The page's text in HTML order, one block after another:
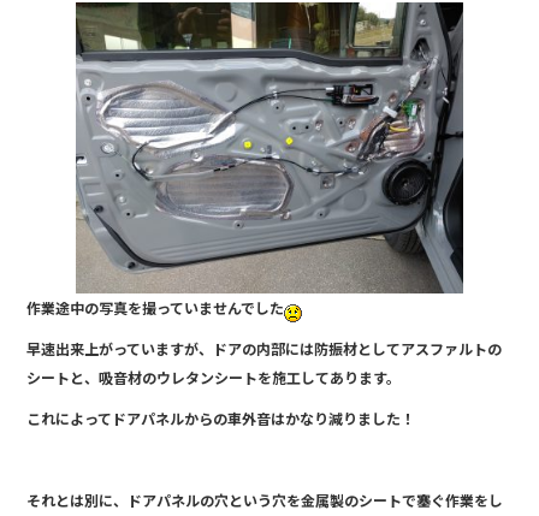
作業途中の写真を撮っていませんでした
早速出来上がっていますが、ドアの内部には防振材としてアスファルトの
シートと、吸音材のウレタンシートを施工してあります。
これによってドアパネルからの車外音はかなり減りました！
それとは別に、ドアパネルの穴という穴を金属製のシートで塞ぐ作業をし